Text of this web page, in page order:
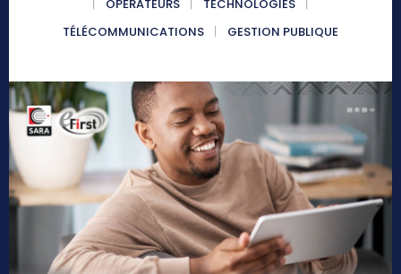
OPÉRATEURS
TECHNOLOGIES
TÉLÉCOMMUNICATIONS
GESTION PUBLIQUE